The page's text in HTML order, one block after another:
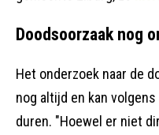
Doodsoorzaak nog
Het onderzoek naar de
nog altijd en kan
duren. "Hoewel er niet